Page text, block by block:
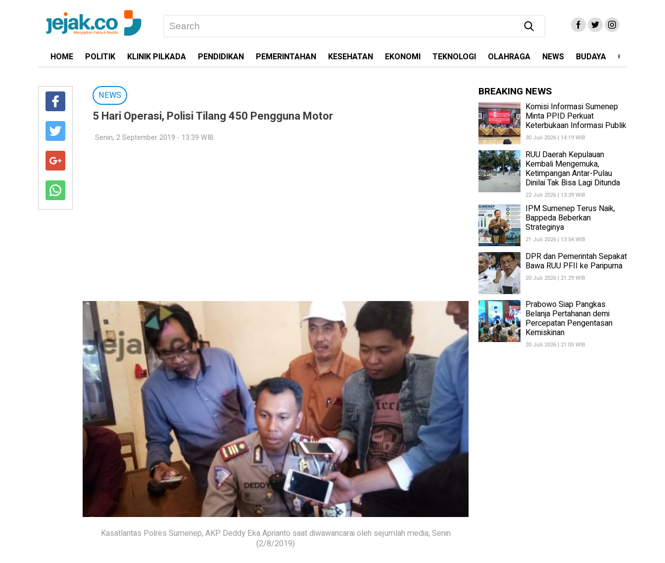
HOME POLITIK KLINIK PILKADA PENDIDIKAN PEMERINTAHAN KESEHATAN EKONOMI TEKNOLOGI OLAHRAGA NEWS BUDAYA OPINI
NEWS
5 Hari Operasi, Polisi Tilang 450 Pengguna Motor
Senin, 2 September 2019 - 13:39 WIB
Kasatlantas Polres Sumenep, AKP Deddy Eka Aprianto saat diwawancarai oleh sejumlah media, Senin
(2/8/2019)
BREAKING NEWS
Komisi Informasi Sumenep
Minta PPID Perkuat
Keterbukaan Informasi Publik
30 Juli 2026 | 14:19 WIB
RUU Daerah Kepulauan
Kembali Mengemuka,
Ketimpangan Antar-Pulau
Dinilai Tak Bisa Lagi Ditunda
22 Juli 2026 | 13:39 WIB
IPM Sumenep Terus Naik,
Bappeda Beberkan
Strateginya
21 Juli 2026 | 13:54 WIB
DPR dan Pemerintah Sepakat
Bawa RUU PFII ke Paripurna
20 Juli 2026 | 21:29 WIB
Prabowo Siap Pangkas
Belanja Pertahanan demi
Percepatan Pengentasan
Kemiskinan
20 Juli 2026 | 21:05 WIB